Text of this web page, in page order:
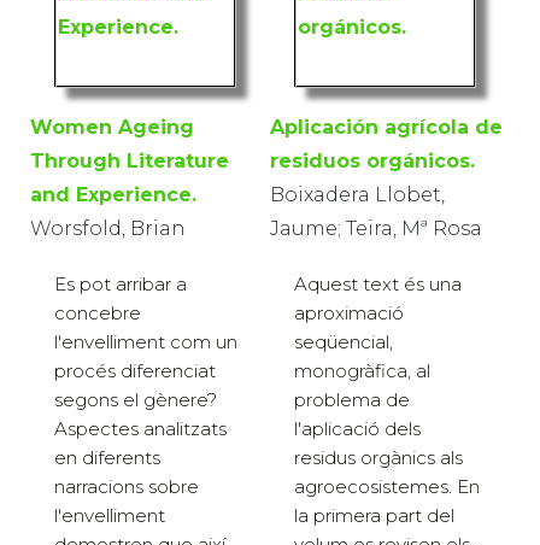
Women Ageing
Through Literature
and Experience.
Worsfold, Brian
Es pot arribar a
concebre
l'envelliment com un
procés diferenciat
segons el gènere?
Aspectes analitzats
en diferents
narracions sobre
l'envelliment
Aplicación agrícola de
residuos orgánicos.
Boixadera Llobet,
Jaume; Teira, Mª Rosa
Aquest text és una
aproximació
seqüencial,
monogràfica, al
problema de
l'aplicació dels
residus orgànics als
agroecosistemes. En
la primera part del